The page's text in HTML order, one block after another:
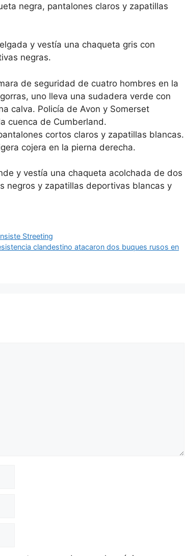
negra, pantalones claros y zapatillas
y vestía una chaqueta gris con
negras.
de seguridad de cuatro hombres en la
uno lleva una sudadera verde con
calva. Policía de Avon y Somerset
cuenca de Cumberland.
cortos claros y zapatillas blancas.
cojera en la pierna derecha.
y vestía una chaqueta acolchada de dos
negros y zapatillas deportivas blancas y
Streeting
clandestino atacaron dos buques rusos en